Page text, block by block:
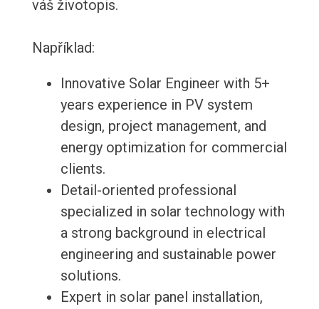
váš životopis.
Například:
Innovative Solar Engineer with 5+
years experience in PV system
design, project management, and
energy optimization for commercial
clients.
Detail-oriented professional
specialized in solar technology with
a strong background in electrical
engineering and sustainable power
solutions.
Expert in solar panel installation,